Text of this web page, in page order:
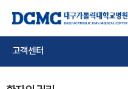
고객센터